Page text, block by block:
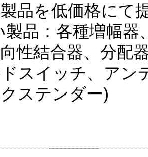
品を低価格にて
製品：各種増幅
性結合器、分配
スイッチ、アン
ステンダー)